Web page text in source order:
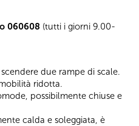
060608 (tutti i giorni 9.00-
due rampe di scale.
ridotta.
possibilmente chiuse e
calda e soleggiata, è